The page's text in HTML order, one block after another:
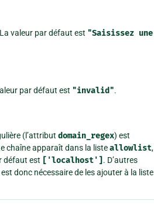
valeur par défaut est "Saisissez une
par défaut est "invalid".
(l’attributdomain_regex) est
chaîne apparaît dans la listeallowlist,
défaut est ['localhost'] . D’autres
donc nécessaire de les ajouter à la liste